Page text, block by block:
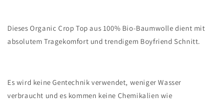
Dieses Organic Crop Top aus 100% Bio-Baumwolle dient mit
absolutem Tragekomfort und trendigem Boyfriend Schnitt.
Es wird keine Gentechnik verwendet, weniger Wasser
verbraucht und es kommen keine Chemikalien wie